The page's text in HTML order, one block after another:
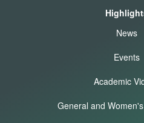
News
Events
Academic
General and